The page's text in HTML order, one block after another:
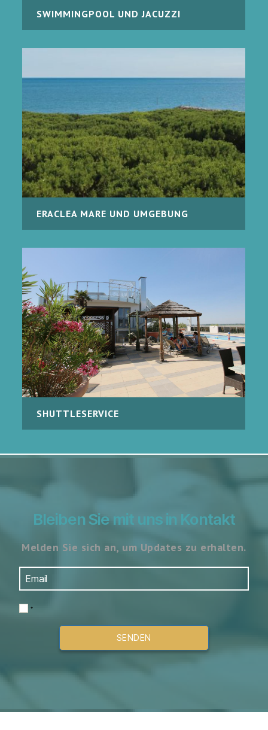
SWIMMINGPOOL UND JACUZZI
ERACLEA MARE UND UMGEBUNG
SHUTTLESERVICE
Bleiben Sie mit uns in Kontakt
Melden Sie sich an, um Updates zu erhalten.
*
SENDEN